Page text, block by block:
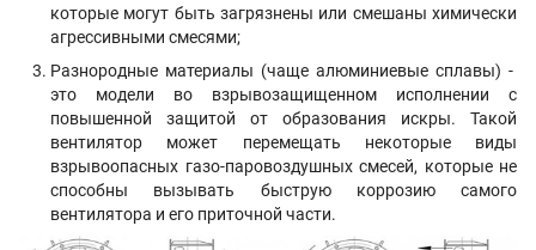
которые могут быть загрязнены или смешаны химически
агрессивными смесями;
Разнородные материалы (чаще алюминиевые сплавы) -
это модели во взрывозащищенном исполнении с
повышенной защитой от образования искры. Такой
вентилятор может перемещать некоторые виды
взрывоопасных газо-паровоздушных смесей, которые не
способны вызывать быструю коррозию самого
вентилятора и его приточной части.